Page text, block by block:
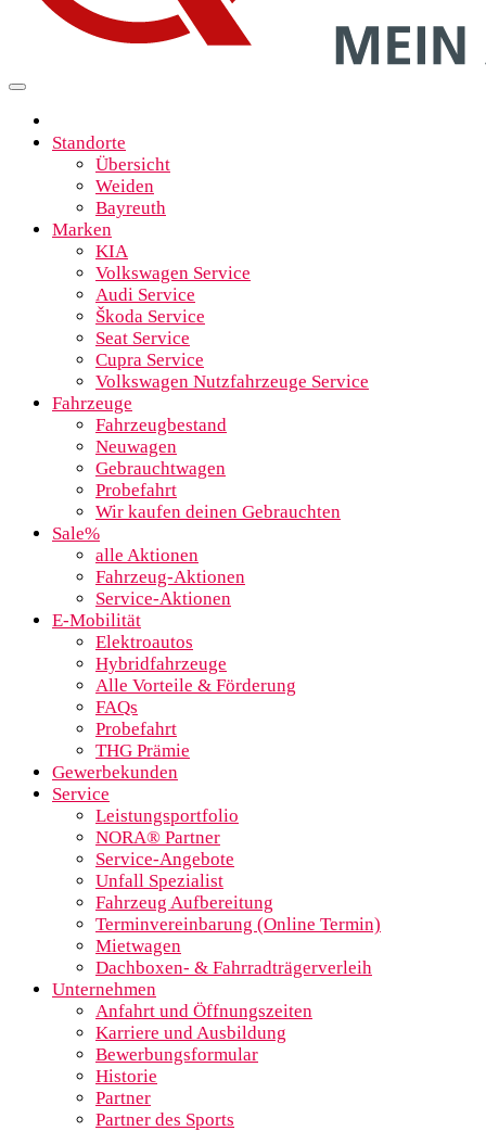
Standorte
Übersicht
Weiden
Bayreuth
Marken
KIA
Volkswagen Service
Audi Service
Škoda Service
Seat Service
Cupra Service
Volkswagen Nutzfahrzeuge Service
Fahrzeuge
Fahrzeugbestand
Neuwagen
Gebrauchtwagen
Probefahrt
Wir kaufen deinen Gebrauchten
Sale%
alle Aktionen
Fahrzeug-Aktionen
Service-Aktionen
E-Mobilität
Elektroautos
Hybridfahrzeuge
Alle Vorteile & Förderung
FAQs
Probefahrt
THG Prämie
Gewerbekunden
Service
Leistungsportfolio
NORA® Partner
Service-Angebote
Unfall Spezialist
Fahrzeug Aufbereitung
Terminvereinbarung (Online Termin)
Mietwagen
Dachboxen- & Fahrradträgerverleih
Unternehmen
Anfahrt und Öffnungszeiten
Karriere und Ausbildung
Bewerbungsformular
Historie
Partner
Partner des Sports